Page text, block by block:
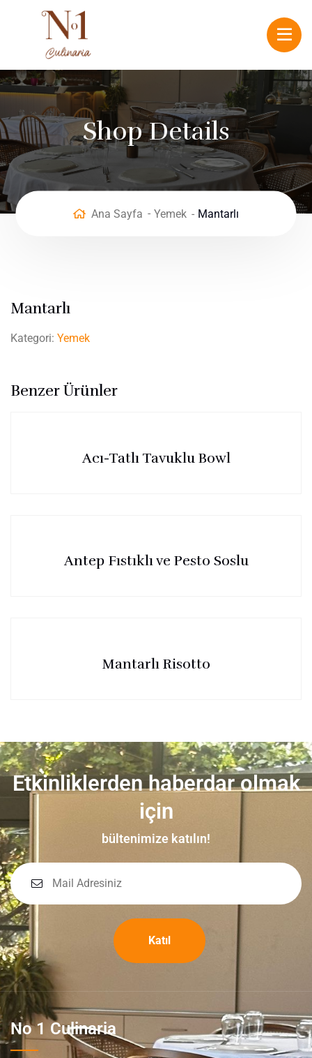
Shop Details
Ana Sayfa Yemek Mantarlı
Mantarlı
Kategori: Yemek
Benzer Ürünler
Acı-Tatlı Tavuklu Bowl
Antep Fıstıklı ve Pesto Soslu
Mantarlı Risotto
Etkinliklerden haberdar olmak
için
bültenimize katılın!
Katıl
No 1 Culinaria